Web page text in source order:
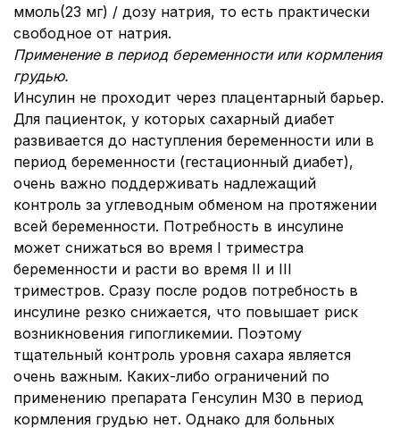
ммоль(23 мг) / дозу натрия, то есть практически
свободное от натрия.
Применение в период беременности или кормления
грудью.
Инсулин не проходит через плацентарный барьер.
Для пациенток, у которых сахарный диабет
развивается до наступления беременности или в
период беременности (гестационный диабет),
очень важно поддерживать надлежащий
контроль за углеводным обменом на протяжении
всей беременности. Потребность в инсулине
может снижаться во время I триместра
беременности и расти во время II и III
триместров. Сразу после родов потребность в
инсулине резко снижается, что повышает риск
возникновения гипогликемии. Поэтому
тщательный контроль уровня сахара является
очень важным. Каких-либо ограничений по
применению препарата Генсулин М30 в период
кормления грудью нет. Однако для больных